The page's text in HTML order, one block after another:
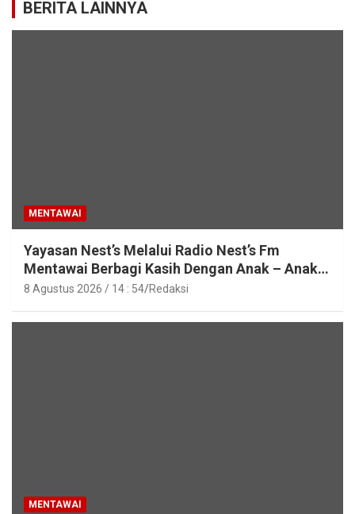
BERITA LAINNYA
MENTAWAI
Yayasan Nest’s Melalui Radio Nest’s Fm
Mentawai Berbagi Kasih Dengan Anak – Anak
Asrama SMAN 2 Sipora
8 Agustus 2026 / 14 : 54 Redaksi
MENTAWAI